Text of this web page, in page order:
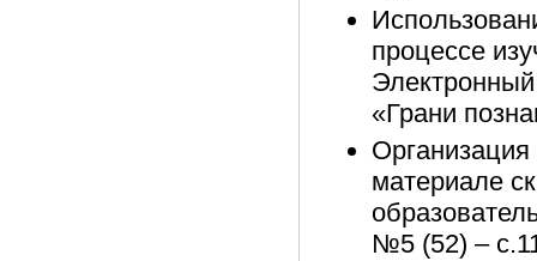
процессе
«Грани
материале
№5 (52) –